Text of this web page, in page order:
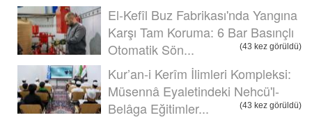
El-Kefîl Buz Fabrikası'nda Yangına
Karşı Tam Koruma: 6 Bar Basınçlı
Otomatik Sön...
(43 kez görüldü)
Kur’an-i Kerîm İlimleri Kompleksi:
Müsennâ Eyaletindeki Nehcü'l-
Belâga Eğitimler...
(43 kez görüldü)